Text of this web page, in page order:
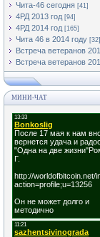
Чита-46 сегодня [41]
4РД 2013 год [94]
4РД 2014 год [165]
Чита 46 в 2014 году [32]
Встреча ветеранов
Встреча ветеранов
МИНИ-ЧАТ